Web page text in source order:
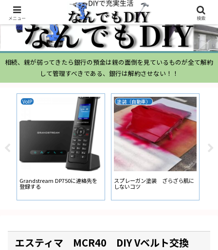
相続、親が弱ってきたら銀行の預金は親の面倒を見ているものが全て解約
して管理すべきである、銀行は解約させない！！
VoIP
Grandstream DP750に連絡先を
登録する
塗装（自動車）
スプレーガン塗装 ざらざら肌に
しないコツ
ム
エスティマ MCR40 DIY Vベルト交換
メニュー 検索